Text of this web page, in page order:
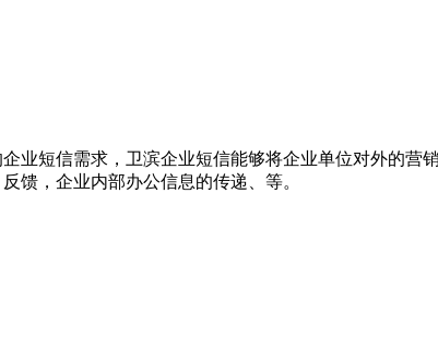
业短信需求，卫滨企业短信能够将企业单位对外的
馈，企业内部办公信息的传递、等。